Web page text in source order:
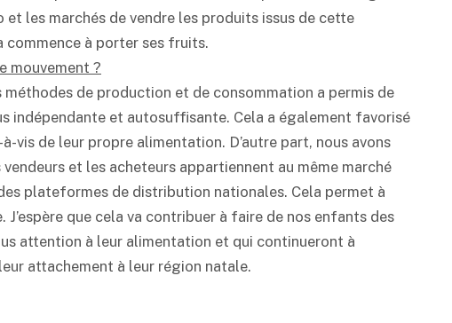
les marchés de vendre les produits issus de cette
commence à porter ses fruits.
mouvement ?
méthodes de production et de consommation a permis de
indépendante et autosuffisante. Cela a également favorisé
vis de leur propre alimentation. D’autre part, nous avons
et les acheteurs appartiennent au même marché
plateformes de distribution nationales. Cela permet à
que cela va contribuer à faire de nos enfants des
attention à leur alimentation et qui continueront à
attachement à leur région natale.